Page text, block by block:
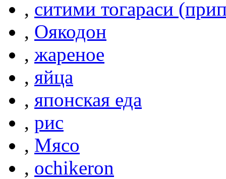
, ситими тогараси
, Оякодон
, жареное
, яйца
, японская еда
, рис
, Мясо
, ochikeron